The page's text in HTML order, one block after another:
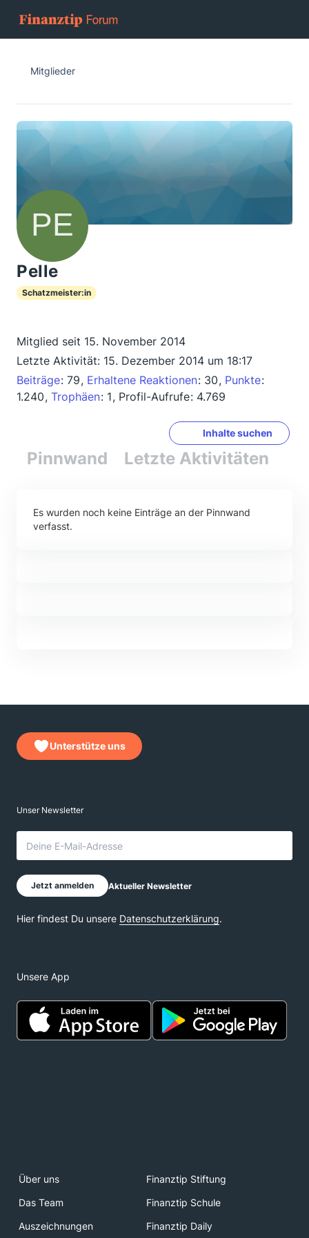
Mitglieder
Pelle
Schatzmeister:in
Mitglied seit 15. November 2014
Letzte Aktivität: 15. Dezember 2014 um 18:17
Beiträge 79 Erhaltene Reaktionen 30 Punkte
1.240 Trophäen 1 Profil-Aufrufe 4.769
Inhalte suchen
Pinnwand Letzte Aktivitäten
Es wurden noch keine Einträge an der Pinnwand
verfasst.
Unterstütze uns
Unsere App
Über uns
Finanztip Stiftung
Das Team
Finanztip Schule
Auszeichnungen
Finanztip Daily